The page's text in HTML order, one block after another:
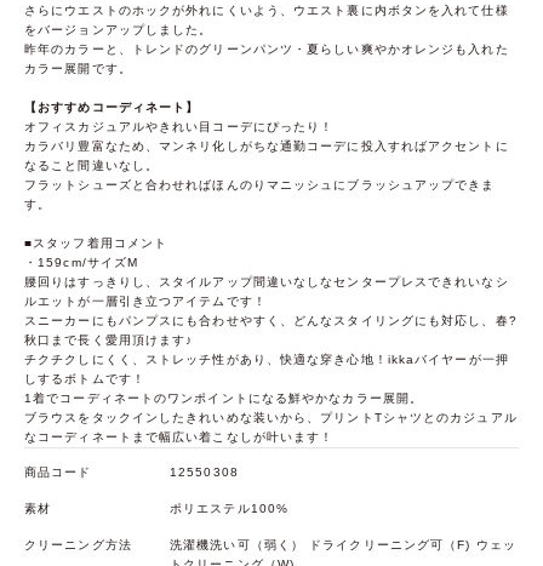
さらにウエストのホックが外れにくいよう、ウエスト裏に内ボタンを入れて仕様
をバージョンアップしました。
昨年のカラーと、トレンドのグリーンパンツ・夏らしい爽やかオレンジも入れた
カラー展開です。
【おすすめコーディネート】
オフィスカジュアルやきれい目コーデにぴったり！
カラバリ豊富なため、マンネリ化しがちな通勤コーデに投入すればアクセントに
なること間違いなし。
フラットシューズと合わせればほんのりマニッシュにブラッシュアップできま
す。
■スタッフ着用コメント
・159cm/サイズM
腰回りはすっきりし、スタイルアップ間違いなしなセンタープレスできれいなシ
ルエットが一層引き立つアイテムです！
スニーカーにもパンプスにも合わせやすく、どんなスタイリングにも対応し、春?
秋口まで長く愛用頂けます♪
チクチクしにくく、ストレッチ性があり、快適な穿き心地！ikkaバイヤーが一押
しするボトムです！
1着でコーディネートのワンポイントになる鮮やかなカラー展開。
ブラウスをタックインしたきれいめな装いから、プリントTシャツとのカジュアル
なコーディネートまで幅広い着こなしが叶います！
商品コード 12550308
素材 ポリエステル100%
クリーニング方法
洗濯機洗い可（弱く） ドライクリーニング可（F) ウェッ